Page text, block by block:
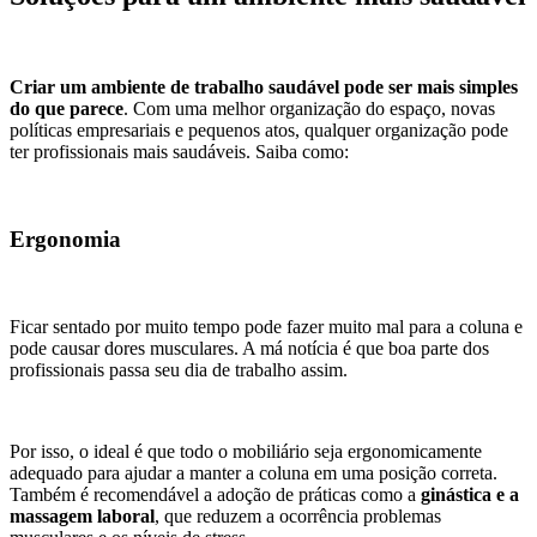
Criar um ambiente de trabalho saudável pode ser mais simples
do que parece. Com uma melhor organização do espaço, novas
políticas empresariais e pequenos atos, qualquer organização pode
ter profissionais mais saudáveis. Saiba como:
Ergonomia
Ficar sentado por muito tempo pode fazer muito mal para a coluna e
pode causar dores musculares. A má notícia é que boa parte dos
profissionais passa seu dia de trabalho assim.
Por isso, o ideal é que todo o mobiliário seja ergonomicamente
adequado para ajudar a manter a coluna em uma posição correta.
Também é recomendável a adoção de práticas como a ginástica e a
massagem laboral, que reduzem a ocorrência problemas